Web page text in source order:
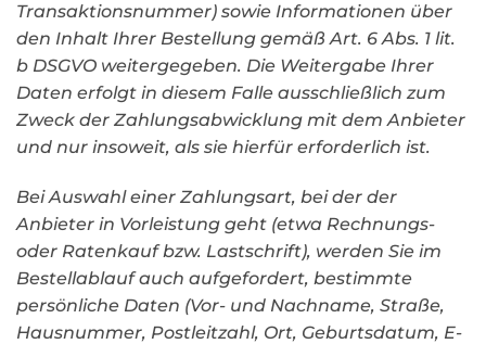
Transaktionsnummer) sowie Informationen über
den Inhalt Ihrer Bestellung gemäß Art. 6 Abs. 1 lit.
b DSGVO weitergegeben. Die Weitergabe Ihrer
Daten erfolgt in diesem Falle ausschließlich zum
Zweck der Zahlungsabwicklung mit dem Anbieter
und nur insoweit, als sie hierfür erforderlich ist.
Bei Auswahl einer Zahlungsart, bei der der
Anbieter in Vorleistung geht (etwa Rechnungs-
oder Ratenkauf bzw. Lastschrift), werden Sie im
Bestellablauf auch aufgefordert, bestimmte
persönliche Daten (Vor- und Nachname, Straße,
Hausnummer, Postleitzahl, Ort, Geburtsdatum, E-